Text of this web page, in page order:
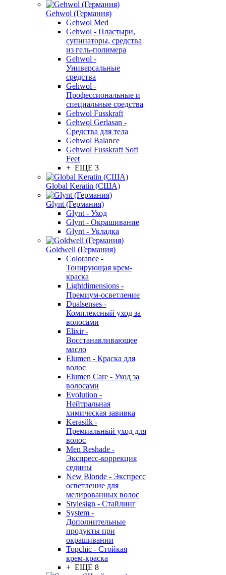
Gehwol (Германия)
Gehwol Med
Gehwol - Пластыри,
супинаторы, средства
из гель-полимера
Gehwol -
Универсальные
средства
Gehwol -
Профессиональные и
специальные средства
Gehwol Fusskraft
Gehwol Gerlasan -
Средства для тела
Gehwol Balance
Gehwol Fusskraft Soft
Feet
+ ЕЩЕ 3
Global Keratin (США)
Glynt (Германия)
Glynt - Уход
Glynt - Окрашивание
Glynt - Укладка
Goldwell (Германия)
Colorance -
Тонирующая крем-
краска
Lightdimensions -
Премиум-осветление
Dualsenses -
Комплексный уход за
волосами
Elixir -
Восстанавливающее
масло
Elumen - Краска для
волос
Elumen Care - Уход за
волосами
Evolution -
Нейтральная
химическая завивка
Kerasilk -
Премиальный уход для
волос
Men Reshade -
Экспресс-коррекция
седины
New Blonde - Экспресс
осветление для
мелированных волос
Stylesign - Стайлинг
System -
Дополнительные
продукты при
окрашивании
Topchic - Стойкая
крем-краска
+ ЕЩЕ 8